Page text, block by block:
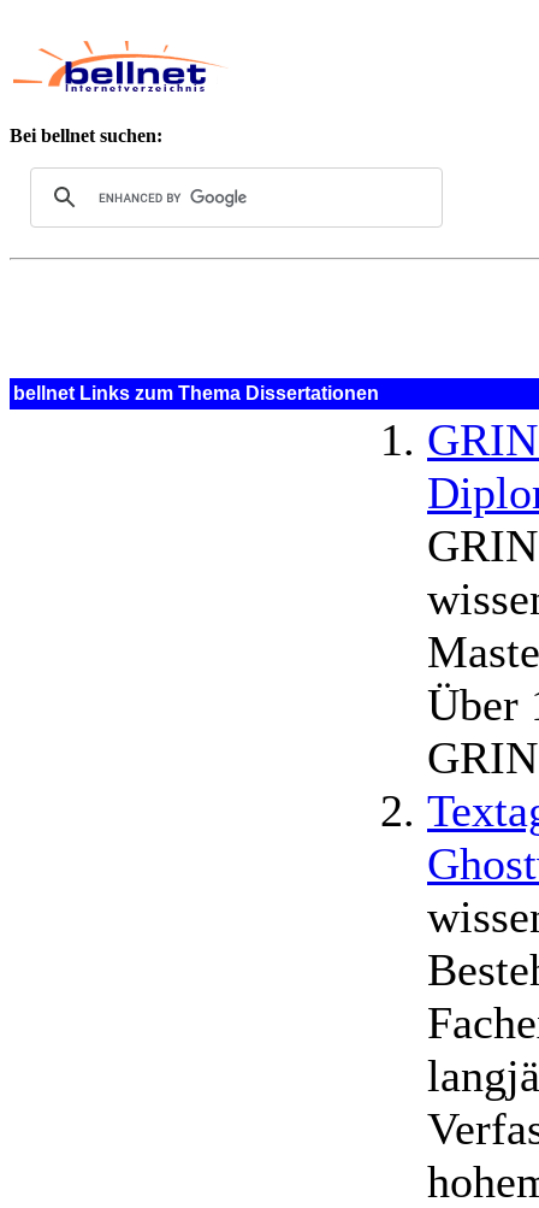
Bei bellnet suchen:
bellnet Links zum Thema Dissertationen
Über